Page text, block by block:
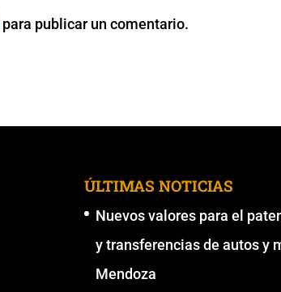
para publicar un comentario.
ÚLTIMAS NOTICIAS
Nuevos valores para el
y transferencias de autos y
Mendoza